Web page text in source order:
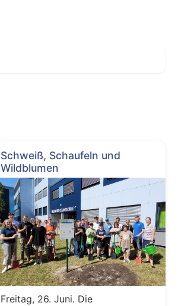
Schweiß, Schaufeln und
Wildblumen
Freitag, 26. Juni. Die